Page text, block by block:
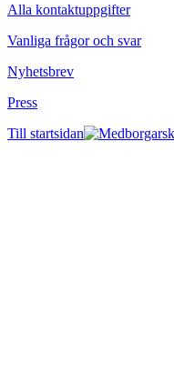
Alla kontaktuppgifter
Vanliga frågor och svar
Nyhetsbrev
Press
Till startsidan